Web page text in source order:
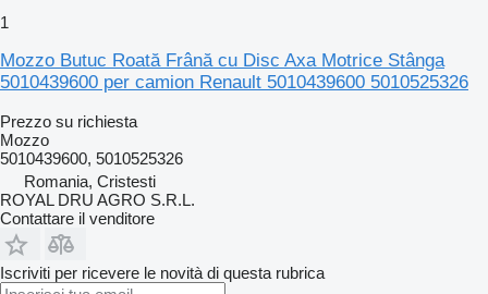
1
Mozzo Butuc Roată Frână cu Disc Axa Motrice Stânga
5010439600 per camion Renault 5010439600 5010525326
Prezzo su richiesta
Mozzo
5010439600, 5010525326
Romania, Cristesti
ROYAL DRU AGRO S.R.L.
Contattare il venditore
Iscriviti per ricevere le novità di questa rubrica